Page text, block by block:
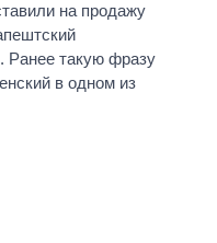
на продажу
такую фразу
в одном из